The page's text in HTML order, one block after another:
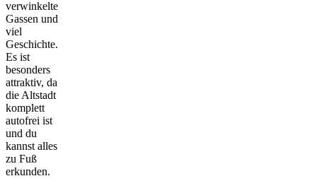
verwinkelte
Gassen und
viel
Geschichte.
Es ist
besonders
attraktiv, da
die Altstadt
komplett
autofrei ist
und du
kannst alles
zu Fuß
erkunden.